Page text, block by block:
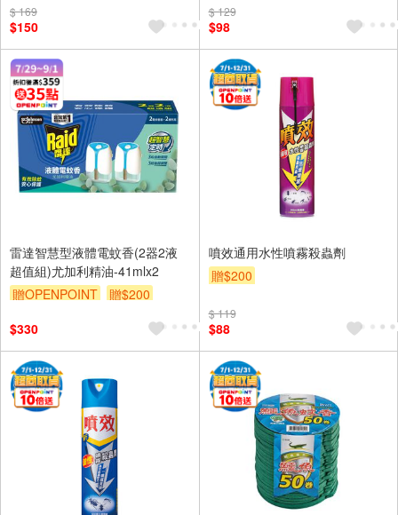
$ 169
$150
$ 129
$98
雷達智慧型液體電蚊香(2器2液
超值組)尤加利精油-41mlx2
贈OPENPOINT
贈$200
$330
噴效通用水性噴霧殺蟲劑
贈$200
$ 119
$88